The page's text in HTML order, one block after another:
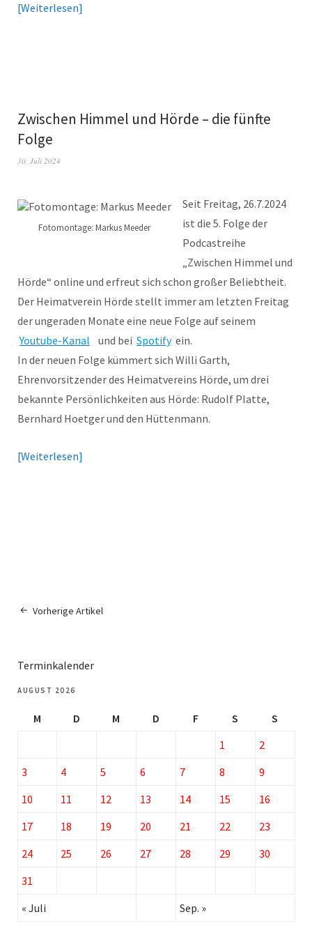
Weiterlesen
Zwischen Himmel und Hörde – die fünfte
Folge
30. Juli 2024
Fotomontage: Markus Meeder
Seit Freitag, 26.7.2024
ist die 5. Folge der
Podcastreihe
„Zwischen Himmel und
Hörde“ online und erfreut sich schon großer Beliebtheit.
Der Heimatverein Hörde stellt immer am letzten Freitag
der ungeraden Monate eine neue Folge auf seinem
Youtube-Kanal
und bei Spotify ein.
In der neuen Folge kümmert sich Willi Garth,
Ehrenvorsitzender des Heimatvereins Hörde, um drei
bekannte Persönlichkeiten aus Hörde: Rudolf Platte,
Bernhard Hoetger und den Hüttenmann.
Weiterlesen
Vorherige Artikel
Terminkalender
AUGUST 2026
M D M D F S
S
1
2
3
4 5 6 7 8
9
10
11 12 13 14 15
16
17
18 19 20 21 22
23
24
25 26 27 28 29
30
31
« Juli
Sep. »